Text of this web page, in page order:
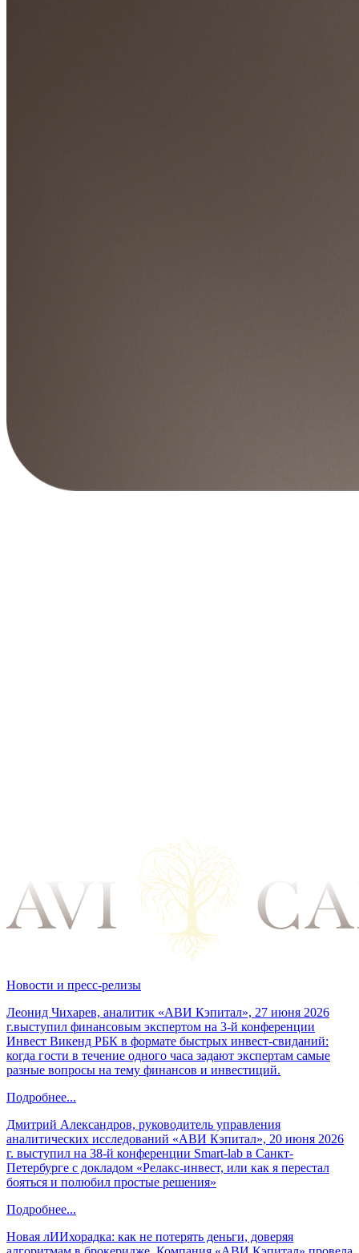
Новости и пресс-релизы
Леонид Чихарев, аналитик «АВИ Кэпитал», 27 июня 2026
г.выступил финансовым экспертом на 3-й конференции
Инвест Викенд РБК в формате быстрых инвест-свиданий:
когда гости в течение одного часа задают экспертам самые
разные вопросы на тему финансов и инвестиций.
Подробнее...
Дмитрий Александров, руководитель управления
аналитических исследований «АВИ Кэпитал», 20 июня 2026
г. выступил на 38-й конференции Smart-lab в Санкт-
Петербурге с докладом «Релакс-инвест, или как я перестал
бояться и полюбил простые решения»
Подробнее...
Новая лИИхорадка: как не потерять деньги, доверяя